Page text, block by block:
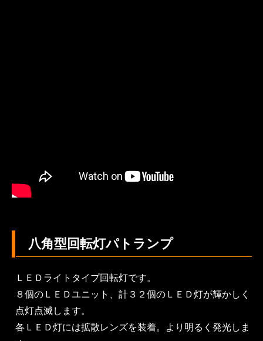
八角型回転灯パトランプ
ＬＥＤライトタイプ回転灯です。
８個のＬＥＤユニット、計３２個のＬＥＤ灯が輝かしく
点灯点滅します。
各ＬＥＤ灯には拡散レンズを装着。より明るく発光しま